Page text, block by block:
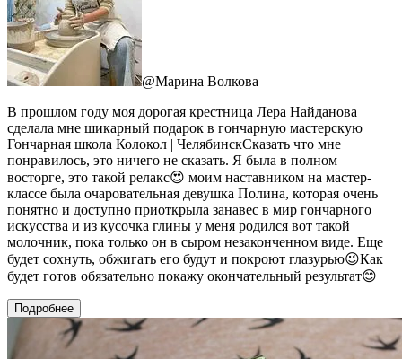
@Марина Волкова
В прошлом году моя дорогая крестница Лера Найданова
сделала мне шикарный подарок в гончарную мастерскую
Гончарная школа Колокол | ЧелябинскСказать что мне
понравилось, это ничего не сказать. Я была в полном
восторге, это такой релакс😍 моим наставником на мастер-
классе была очаровательная девушка Полина, которая очень
понятно и доступно приоткрыла занавес в мир гончарного
искусства и из кусочка глины у меня родился вот такой
молочник, пока только он в сыром незаконченном виде. Еще
будет сохнуть, обжигать его будут и покроют глазурью😉Как
будет готов обязательно покажу окончательный результат😊
Подробнее